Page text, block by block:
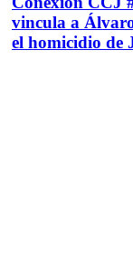
vincula a
el homicidio de